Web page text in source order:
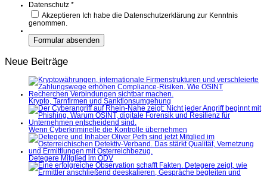
Datenschutz *
Akzeptieren Ich habe die Datenschutzerklärung zur Kenntnis
genommen.
Neue Beiträge
Krypto, Tarnfirmen und Sanktionsumgehung
Wenn Cyberkriminelle die Kontrolle übernehmen
Detegere Mitglied im ÖDV